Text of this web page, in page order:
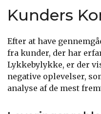
Kunders
Efter at have
fra kunder, der har
Lykkebylykke, er der
negative oplevelser,
analyse af de mest